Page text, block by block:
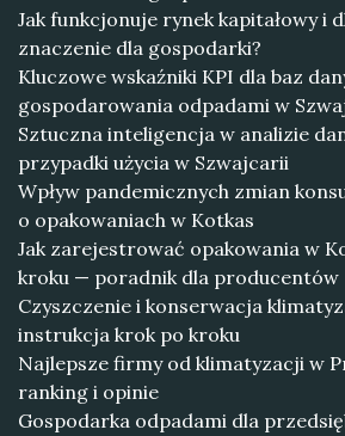
Jak funkcjonuje rynek kapitałowy i
znaczenie dla gospodarki?
Kluczowe wskaźniki KPI dla baz
gospodarowania odpadami w
Sztuczna inteligencja w analizie
przypadki użycia w Szwajcarii
Wpływ pandemicznych zmian
o opakowaniach w Kotkas
Jak zarejestrować opakowania w
kroku — poradnik dla producentów
Czyszczenie i konserwacja
instrukcja krok po kroku
Najlepsze firmy od klimatyzacji w
ranking i opinie
Gospodarka odpadami dla